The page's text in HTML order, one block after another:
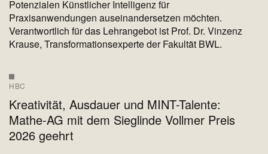
Potenzialen Künstlicher Intelligenz für
Praxisanwendungen auseinandersetzen möchten.
Verantwortlich für das Lehrangebot ist Prof. Dr. Vinzenz
Krause, Transformationsexperte der Fakultät BWL.
HBC
Kreativität, Ausdauer und MINT-Talente:
Mathe-AG mit dem Sieglinde Vollmer Preis
2026 geehrt